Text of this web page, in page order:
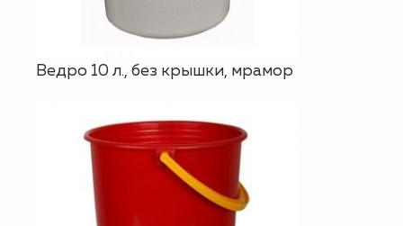
Ведро 10 л., без крышки, мрамор